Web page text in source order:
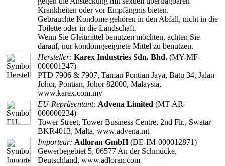
Krankheiten oder vor Empfängnis bieten.
Gebrauchte Kondome gehören in den Abfall, nicht in die
Toilette oder in die Landschaft.
Wenn Sie Gleitmittel benutzen möchten, achten Sie
darauf, nur kondomgeeignete Mittel zu benutzen.
Hersteller: Karex Industries Sdn. Bhd. (MY-MF-
000001247)
PTD 7906 & 7907, Taman Pontian Jaya, Batu 34, Jalan
Johor, Pontian, Johor 82000, Malaysia,
www.karex.com.my
EU-Repräsentant: Advena Limited (MT-AR-
000000234)
Tower Street, Tower Business Centre, 2nd Flr., Swatar
BKR4013, Malta, www.advena.mt
Importeur: Adloran GmbH(DE-IM-000012871)
Gewerbegebiet 5, 06577 An der Schmücke,
Deutschland, www.adloran.com